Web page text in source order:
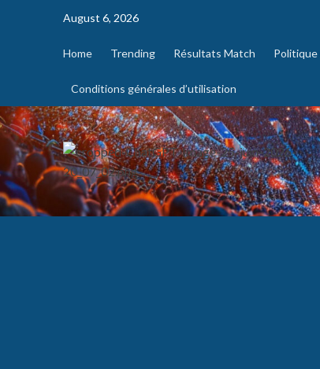
August 6, 2026
Home Trending Résultats Match
Conditions générales d’utilisation